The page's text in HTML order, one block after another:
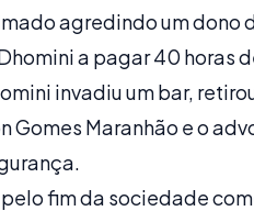
agredindo um dono
a pagar 40 horas
invadiu um bar,
Maranhão e o
fim da sociedade